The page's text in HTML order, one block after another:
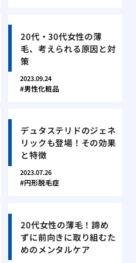
20代・30代女性の薄
毛、考えられる原因と対
策
2023.09.24
男性化粧品
デュタステリドのジェネ
リックも登場！その効果
と特徴
2023.07.26
円形脱毛症
20代女性の薄毛！諦め
ずに前向きに取り組むた
めのメンタルケア